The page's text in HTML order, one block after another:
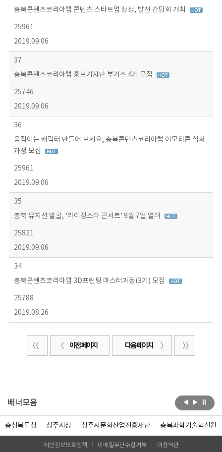
충북콘텐츠코리아랩 콘텐츠 스타트업 상생, 발전 간담회 개최
25961
2019.09.06
37
충북콘텐츠코리아랩 홍보기자단 부기즈 4기 모집
25746
2019.09.06
36
움직이는 캐릭터 만들어 보세요, 충북콘텐츠코리아랩 이모티콘 심화
과정 모집
25961
2019.09.06
35
충북 뮤지션 발굴, '라이징스타 콘서트' 9월 7일 열려
25821
2019.09.06
34
충북콘텐츠코리아랩 3D프린팅 마스터과정(3기) 모집
25788
2019.08.26
이전 페이지 다음 페이지
배너모음
충청북도청 청주시청 청주시문화산업진흥재단 충북과학기술혁신원
개인정보보호정책 이메일무단수집거부 이용약관